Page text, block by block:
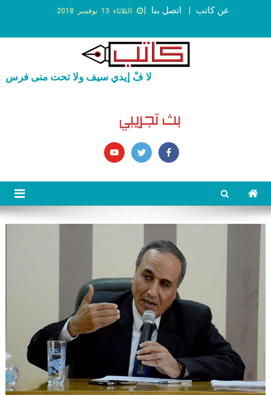
الثلاثاء 13 نوفمبر 2018 اتصل بنا عن كاتب
لا فْ إيدي سيف ولا تحت منى فرس